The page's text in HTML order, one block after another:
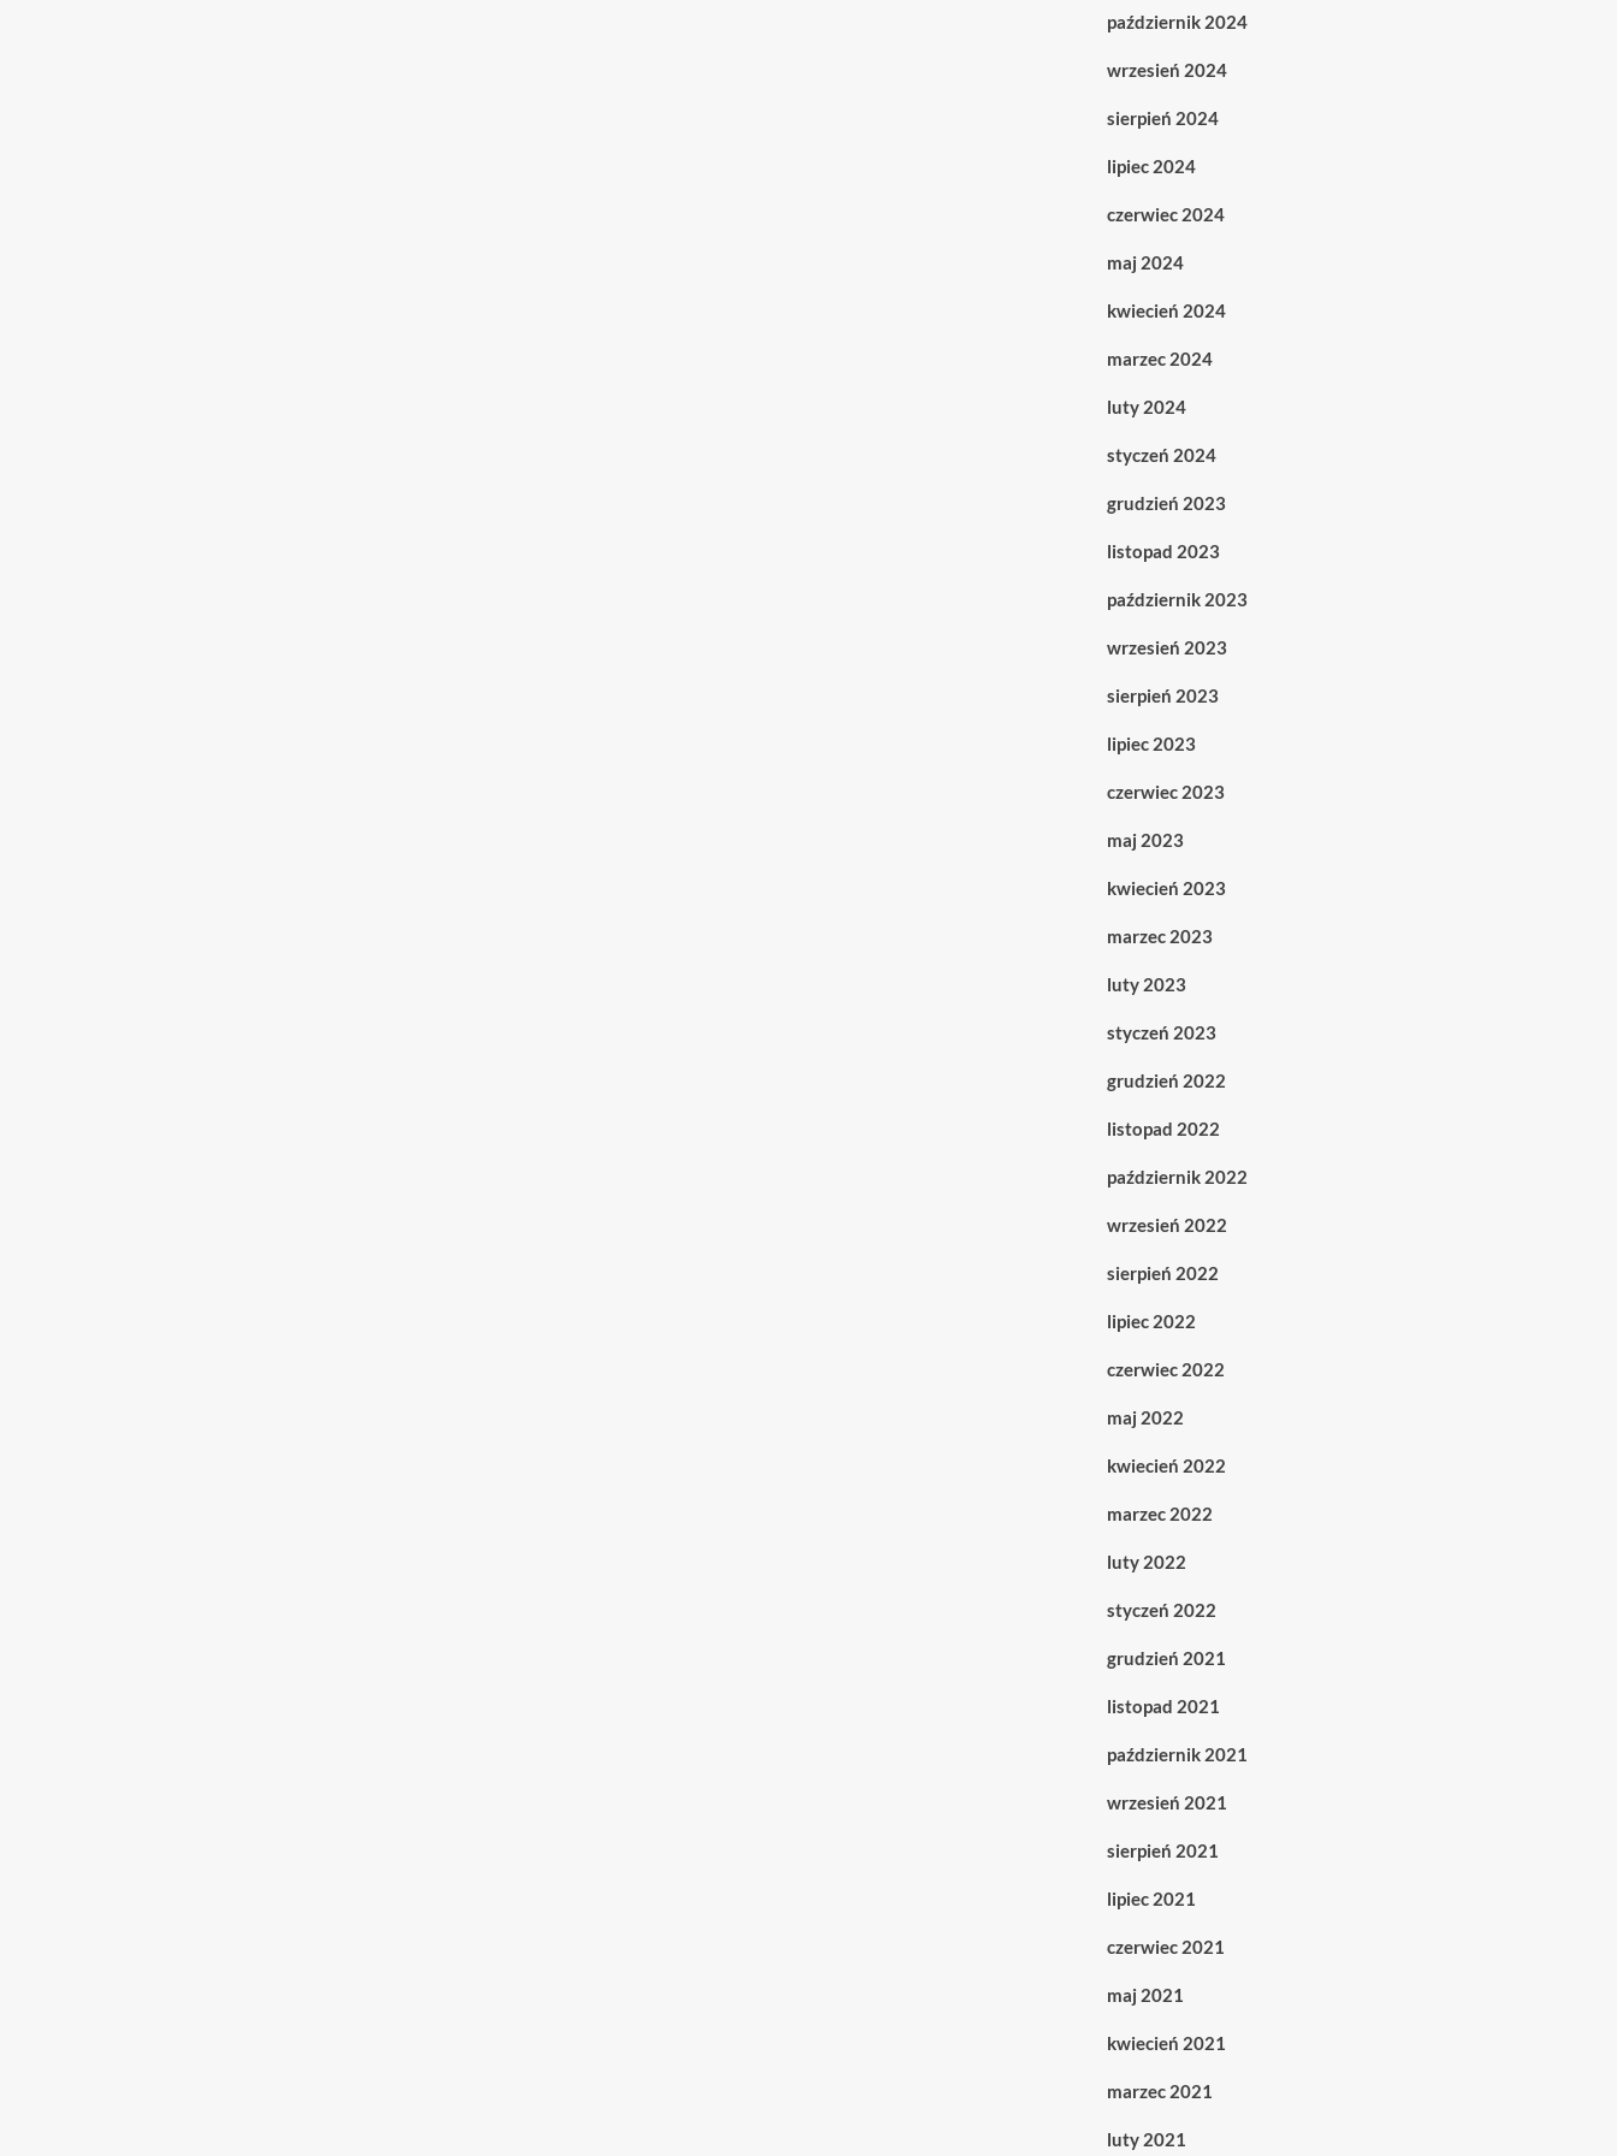
październik 2024
wrzesień 2024
sierpień 2024
lipiec 2024
czerwiec 2024
maj 2024
kwiecień 2024
marzec 2024
luty 2024
styczeń 2024
grudzień 2023
listopad 2023
październik 2023
wrzesień 2023
sierpień 2023
lipiec 2023
czerwiec 2023
maj 2023
kwiecień 2023
marzec 2023
luty 2023
styczeń 2023
grudzień 2022
listopad 2022
październik 2022
wrzesień 2022
sierpień 2022
lipiec 2022
czerwiec 2022
maj 2022
kwiecień 2022
marzec 2022
luty 2022
styczeń 2022
grudzień 2021
listopad 2021
październik 2021
wrzesień 2021
sierpień 2021
lipiec 2021
czerwiec 2021
maj 2021
kwiecień 2021
marzec 2021
luty 2021